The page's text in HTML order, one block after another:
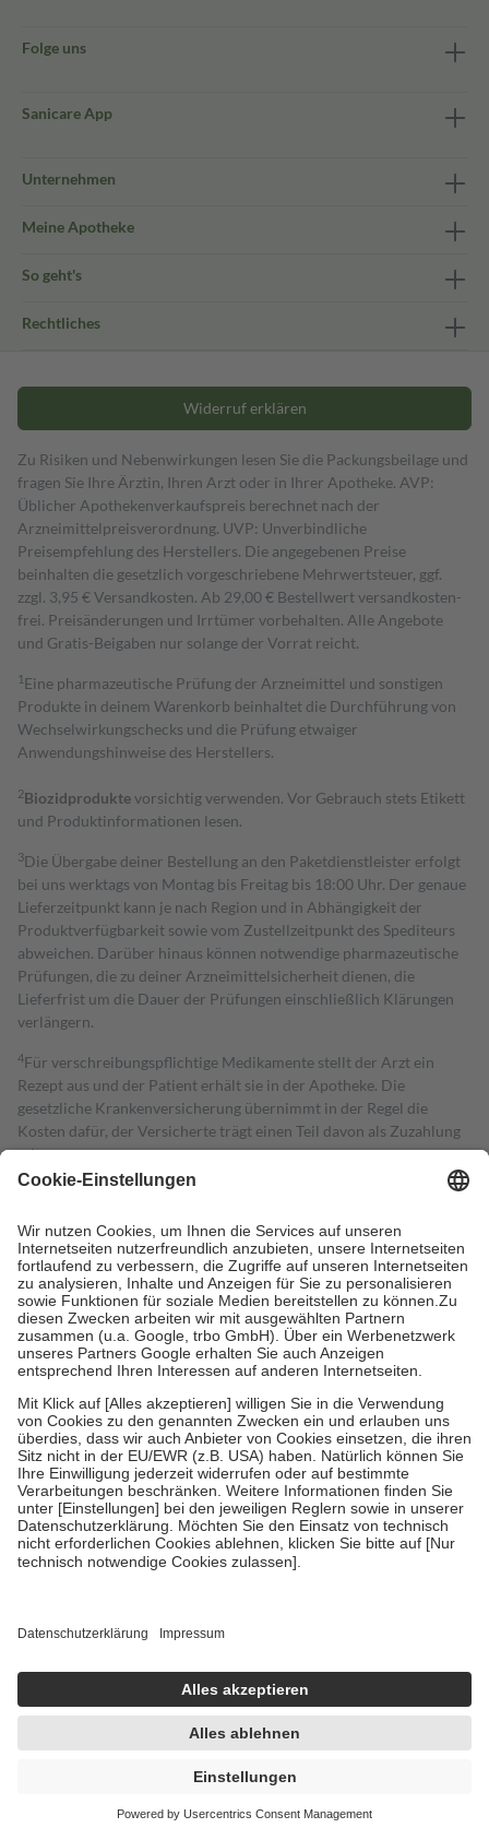
Folge uns
Sanicare App
Unternehmen
Meine Apotheke
So geht's
Rechtliches
Widerruf erklären
Zu Risiken und Nebenwirkungen lesen Sie die Packungsbeilage und
fragen Sie Ihre Ärztin, Ihren Arzt oder in Ihrer Apotheke. AVP:
Üblicher Apothekenverkaufspreis berechnet nach der
Arzneimittelpreisverordnung. UVP: Unverbindliche
Preisempfehlung des Herstellers. Die angegebenen Preise
beinhalten die gesetzlich vorgeschriebene Mehrwertsteuer, ggf.
zzgl. 3,95 € Versandkosten. Ab 29,00 € Bestell­wert versand­kosten­
frei. Preisänderungen und Irrtümer vorbehalten. Alle Angebote
und Gratis-Beigaben nur solange der Vorrat reicht.
1 Eine pharmazeutische Prüfung der Arzneimittel und sonstigen
Produkte in deinem Warenkorb beinhaltet die Durchführung von
Wechselwirkungschecks und die Prüfung etwaiger
Anwendungshinweise des Herstellers.
2Biozidproduktevorsichtig verwenden. Vor Gebrauch stets Etikett
und Produktinformationen lesen.
3Die Übergabe deiner Bestellung an den Paketdienstleister erfolgt
bei uns werktags von Montag bis Freitag bis 18:00 Uhr. Der genaue
Lieferzeitpunkt kann je nach Region und in Abhängigkeit der
Produktverfügbarkeit sowie vom Zustellzeitpunkt des Spediteurs
abweichen. Darüber hinaus können notwendige pharmazeutische
Prüfungen, die zu deiner Arzneimittelsicherheit dienen, die
Lieferfrist um die Dauer der Prüfungen einschließlich Klärungen
verlängern.
4Für verschreibungspflichtige Medikamente stellt der Arzt ein
Rezept aus und der Patient erhält sie in der Apotheke. Die
gesetzliche Krankenversicherung übernimmt in der Regel die
Kosten dafür, der Versicherte trägt einen Teil davon als Zuzahlung
mit.
Grundsätzlich leisten Mitglieder Zuzahlungen in Höhe von zehn
höchstens zehn Euro.
Es sind jedoch nie mehr als die tatsächlichen
Kosten der Leistung zu entrichten.
Diese Regeln gelten grundsätzlich auch für Online-Apotheken.
Bei Heilmitteln und häuslicher Krankenpflege beträgt die
Zuzahlung zehn Prozent der Kosten sowie zehn Euro je
Verordnung.
Um das Engagement der Versicherten für ihre eigene Gesundheit zu
stärken und die besondere Stellung der Familie zu unterstützen,
fallenkeine Zuzahlungenan bei:
• Kindern und Jugendlichen bis zum vollendeten 18. Lebensjahr
mit Ausnahme der Fahrkosten
• Untersuchungen zur Vorsorge und Früherkennung, die von der
GKV getragen werden
• empfohlenen Schutzimpfungen
• Harn- und Blutteststreifen
getroffen, um sicherzustellen, dass es sich um echte Bewertungen
https://help.etrusted.com/hc/de/articles/4419944605341
Einige Bilder und Inhalte wurden unter Zuhilfenahme künstlicher